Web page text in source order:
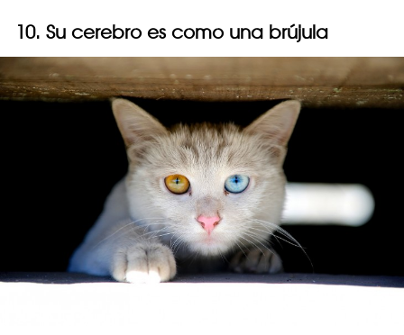
10. Su cerebro es como una brújula